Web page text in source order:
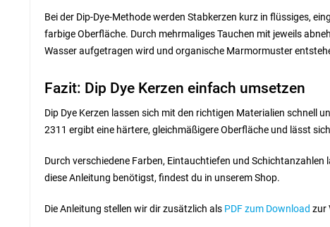
Bei der Dip-Dye-Methode werden Stabkerzen kurz in flüssiges,
farbige Oberfläche. Durch mehrmaliges Tauchen mit jeweils
Wasser aufgetragen wird und organische Marmormuster
Fazit: Dip Dye Kerzen einfach umsetzen
Dip Dye Kerzen lassen sich mit den richtigen Materialien schnell
2311 ergibt eine härtere, gleichmäßigere Oberfläche und lässt
Durch verschiedene Farben, Eintauchtiefen und
diese Anleitung benötigst, findest du in unserem Shop.
Die Anleitung stellen wir dir zusätzlich als PDF zum Download zur